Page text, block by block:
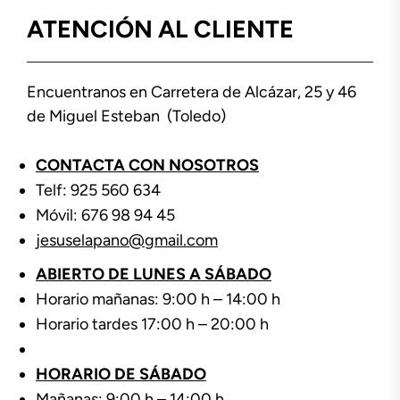
ATENCIÓN AL CLIENTE
Encuentranos en Carretera de Alcázar, 25 y 46
de Miguel Esteban (Toledo)
CONTACTA CON NOSOTROS
Telf: 925 560 634
Móvil: 676 98 94 45
jesuselapano@gmail.com
ABIERTO DE LUNES A SÁBADO
Horario mañanas: 9:00 h – 14:00 h
Horario tardes 17:00 h – 20:00 h
HORARIO DE SÁBADO